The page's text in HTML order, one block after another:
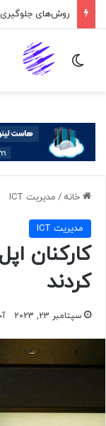
تغییر پوسته
خانه / مديريت ICT
مديريت ICT
کارکنان
کردند
سپتامبر 23, 2023